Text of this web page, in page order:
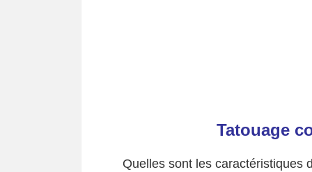
Tatouage
Quelles sont les caractéristiques